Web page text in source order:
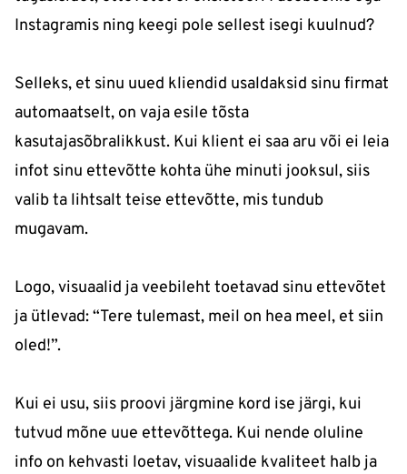
Instagramis ning keegi pole sellest isegi kuulnud?
Selleks, et sinu uued kliendid usaldaksid sinu firmat
automaatselt, on vaja esile tõsta
kasutajasõbralikkust. Kui klient ei saa aru või ei leia
infot sinu ettevõtte kohta ühe minuti jooksul, siis
valib ta lihtsalt teise ettevõtte, mis tundub
mugavam.
Logo, visuaalid ja veebileht toetavad sinu ettevõtet
ja ütlevad: “Tere tulemast, meil on hea meel, et siin
oled!”.
Kui ei usu, siis proovi järgmine kord ise järgi, kui
tutvud mõne uue ettevõttega. Kui nende oluline
info on kehvasti loetav, visuaalide kvaliteet halb ja